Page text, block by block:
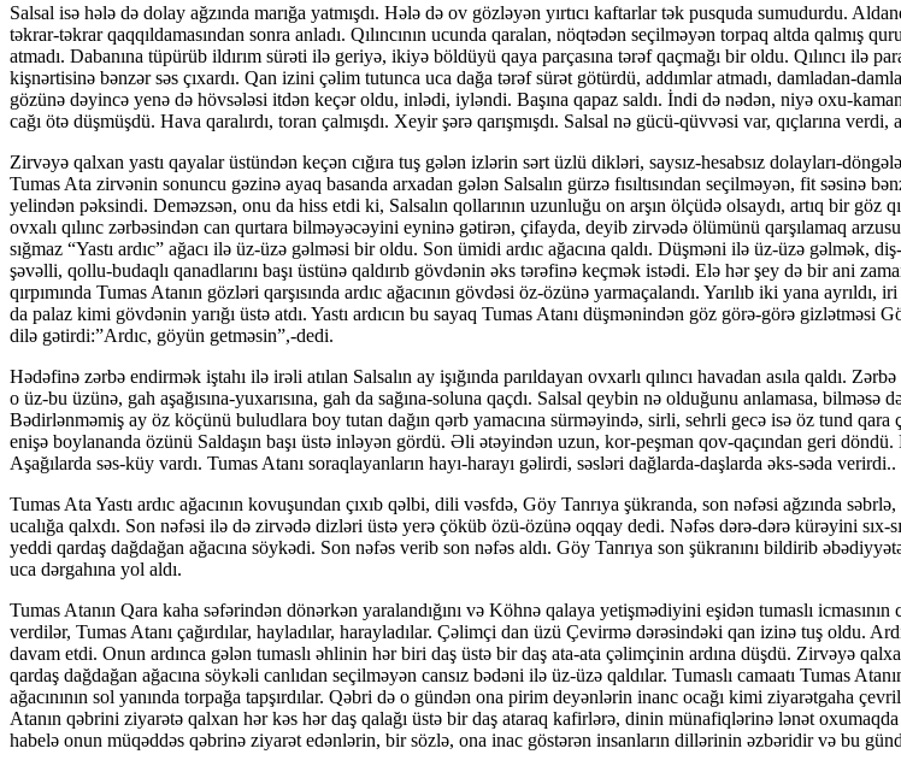
Salsal isə hələ də dolay ağzında marığa yatmışdı. Hələ də ov gözləyən yırtıcı kaftarlar tək pusquda sumudurdu.
təkrar-təkrar qaqqıldamasından sonra anladı. Qılıncının ucunda qaralan, nöqtədən seçilməyən torpaq altda qalmış
atmadı. Dabanına tüpürüb ildırım sürəti ilə geriyə, ikiyə böldüyü qaya parçasına tərəf qaç­mağı bir oldu. Qılıncı ilə
kişnərtisinə bənzər səs çıxardı. Qan izini çəlim tutunca uca dağa tərəf sürət götürdü, addımlar atmadı, damladan-
gö­zünə dəyincə yenə də hövsələsi itdən keçər oldu, inlədi, iy­lən­di. Başına qapaz saldı. İndi də nədən, niyə oxu-
cağı ötə düşmüşdü. Hava qaralırdı, toran çal­mış­dı. Xeyir şərə qarışmışdı. Salsal nə gücü-qüvvəsi var, qıç­larına
Zirvəyə qalxan yastı qayalar üstündən keçən cığıra tuş gələn izlərin sərt üzlü dikləri, saysız-hesabsız dolayları-
Tumas Ata zirvənin sonuncu gəzinə ayaq basanda arxadan gələn Salsalın gürzə fısıltısından seçil­mə­yən, fit səsinə
yelindən pəksindi. Deməzsən, onu da hiss etdi ki, Salsalın qollarının uzunluğu on ar­şın ölçüdə olsaydı, artıq bir göz
ovxalı qılınc zərbəsindən can qurtara bilməyəcəyini eyninə gətirən, çifayda, deyib zirvədə ölümünü qarşılamaq
sığmaz “Yastı ardıc” ağacı ilə üz-üzə gəlməsi bir oldu. Son ümidi ardıc ağacına qaldı. Düşməni ilə üz-üzə gəlmək,
şəvəlli, qollu-budaqlı qanad­la­rını başı üstünə qaldırıb gövdənin əks tərəfinə keçmək istədi. Elə hər şey də bir ani
qırpımında Tumas Atanın gözləri qarşısında ardıc ağacının gövdəsi öz-özünə yar­ma­ça­landı. Yarılıb iki yana
da palaz kimi gövdənin yarığı üstə atdı. Yastı ardıcın bu sayaq Tumas Ata­nı düşmənindən göz görə-görə gizlətməsi
dilə gətirdi:”Ardıc, göyün getməsin”,-dedi.
Hədəfinə zərbə endirmək iştahı ilə irəli atılan Salsalın ay işığında parıldayan ovxarlı qılıncı havadan asıla qaldı.
o üz-bu üzünə, gah aşağısına-yu­xa­rı­sı­na, gah da sağına-soluna qaçdı. Salsal qeybin nə olduğunu an­la­ma­sa,
Bədirlənməmiş ay öz kö­çünü buludlara boy tutan dağın qərb yamacına sürməyində, sir­li, sehrli gecə isə öz tund
enişə boylananda özünü Saldaşın başı üstə inləyən gördü. Əli ətəyindən uzun, kor-peşman qov-qaçından geri
Aşağılarda səs-küy vardı. Tumas Atanı soraq­la­yanların hayı-harayı gəlirdi, səsləri dağlarda-daşlarda əks-səda verirdi..
Tumas Ata Yastı ardıc ağacının kovuşundan çıxıb qəlbi, dili vəsfdə, Göy Tanrıya şükranda, son nəfəsi ağzında
ucalığa qalxdı. Son nəfəsi ilə də zir­və­də dizləri üstə yerə çöküb özü-özünə oqqay dedi. Nəfəs dərə-dərə kürəyini
yeddi qardaş dağ­dağan ağacına söykədi. Son nəfəs verib son nəfəs aldı. Göy Ta­nrıya son şükranını bildirib
uca dərgahına yol aldı.
Tumas Atanın Qara kaha səfərindən dönərkən yaralan­dı­ğını və Köhnə qalaya yetişmədiyini eşidən tumaslı
verdilər, Tumas Atanı çağırdılar, hay­ladılar, harayladılar. Çəlimçi dan üzü Çevirmə dərəsindəki qan izinə tuş oldu.
davam etdi. Onun ar­dın­ca gələn tumaslı əhlinin hər biri daş üstə bir daş ata-ata çə­lim­çi­nin ardına düşdü. Zirvəyə
qardaş dağdağan ağacına söykəli canlıdan seçilməyən cansız bədəni ilə üz-üzə qaldılar. Tumaslı camaatı Tumas
ağacınının sol yanında torpağa tapşırdılar. Qəbri də o gün­dən ona pirim deyənlərin inanc ocağı kimi ziyarətgaha
Atanın qəbrini ziyarətə qalxan hər kəs hər daş qa­lağı üstə bir daş ataraq kafirlərə, dinin münafiqlərinə lənət
habelə onun müqəddəs qəbrinə ziyarət edənlərin, bir sözlə, ona inac göstərən insanların dillərinin əzbəridir və bu